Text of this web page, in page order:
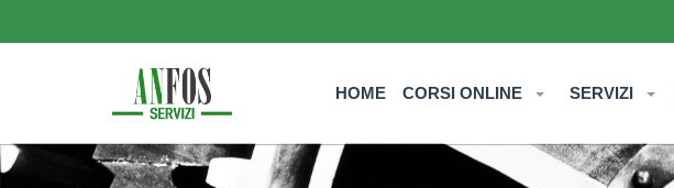
HOME CORSI ONLINE SERVIZI